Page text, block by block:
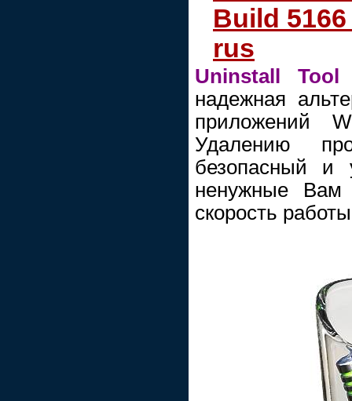
Build
rus
Uninstall Tool
надежная
приложений
Удалению
безопасный и
ненужные Вам
скорость